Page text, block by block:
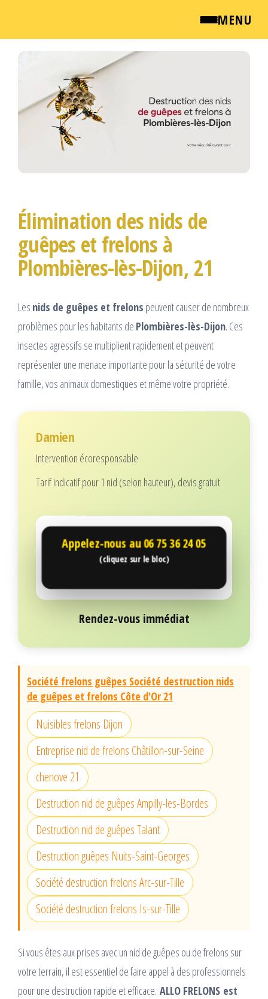
MENU
QUI SOMMES NOUS ?
NEWSROOM
Passer
contenu
Élimination des nids de
guêpes et frelons à
Plombières-lès-Dijon, 21
Les nids de guêpes et frelons peuvent causer de nombreux
problèmes pour les habitants de Plombières-lès-Dijon. Ces
insectes agressifs se multiplient rapidement et peuvent
représenter une menace importante pour la sécurité de votre
famille, vos animaux domestiques et même votre propriété.
Damien
Intervention écoresponsable
Tarif indicatif pour 1 nid (selon hauteur), devis gratuit
Appelez-nous au06 75 36 24 05
(cliquez sur le bloc)
Rendez-vous immédiat
Société frelons guêpes Société destruction nids
de guêpes et frelons Côte d'Or 21
Nuisibles frelons Dijon
Entreprise nid de frelons Châtillon-sur-Seine
chenove 21
Destruction nid de guêpes Ampilly-les-Bordes
Destruction nid de guêpes Talant
Destruction guêpes Nuits-Saint-Georges
Société destruction frelons Arc-sur-Tille
Société destruction frelons Is-sur-Tille
Si vous êtes aux prises avec un nid de guêpes ou de frelons sur
votre terrain, il est essentiel de faire appel à des professionnels
pour une destruction rapide et efficace. ALLO FRELONS est